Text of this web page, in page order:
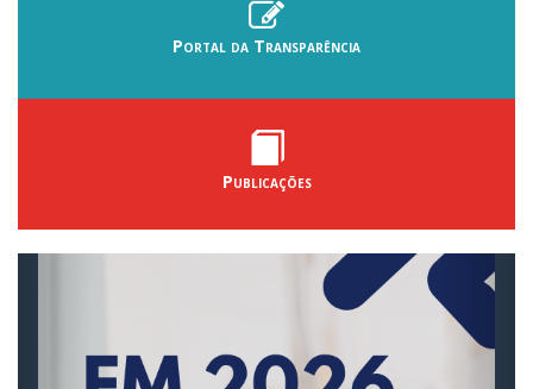
Portal da Transparência
Publicações